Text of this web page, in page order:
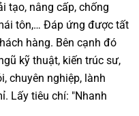
tạo, nâng cấp, chống
tôn,… Đáp ứng được tất
hàng. Bên cạnh đó
kỹ thuật, kiến trúc sư,
chuyên nghiệp, lành
Lấy tiêu chí: "Nhanh